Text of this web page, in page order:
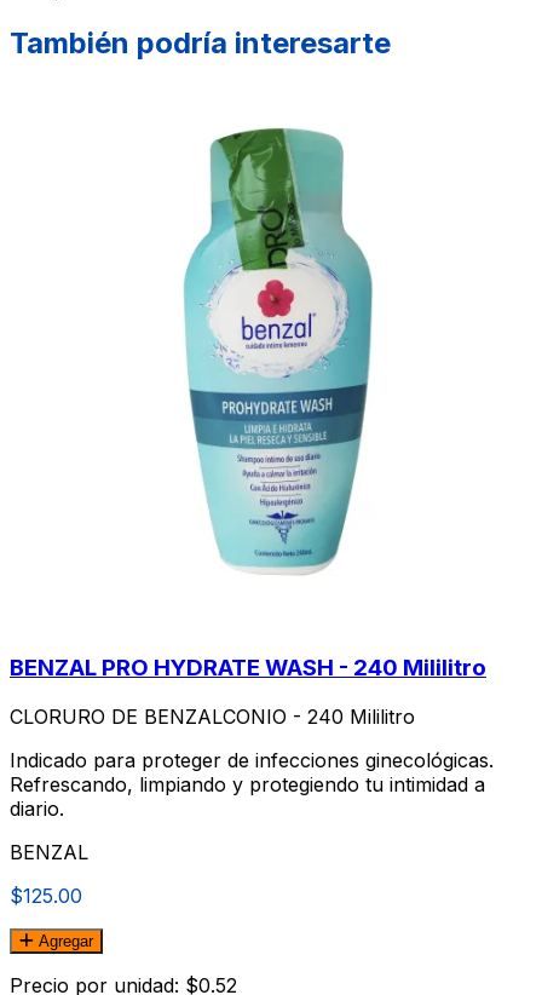
También podría interesarte
BENZAL PRO HYDRATE WASH - 240 Mililitro
CLORURO DE BENZALCONIO - 240 Mililitro
Indicado para proteger de infecciones ginecológicas.
Refrescando, limpiando y protegiendo tu intimidad a
diario.
BENZAL
$125.00
Agregar
Precio por unidad: $0.52